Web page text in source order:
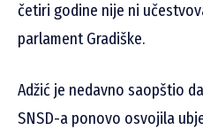
četiri godine nije ni
parlament Gradiške.
Adžić je nedavno saopštio
SNSD-a ponovo osvojila